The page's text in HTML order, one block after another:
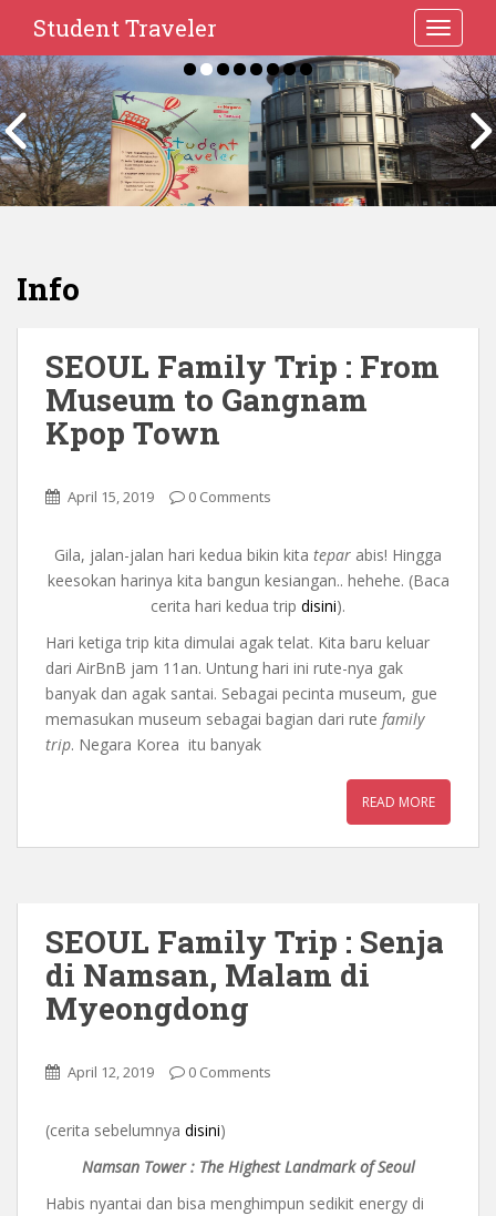
Student Traveler
Info
SEOUL Family Trip : From
Museum to Gangnam
Kpop Town
April 15, 2019 0 Comments
Gila, jalan-jalan hari kedua bikin kita tepar abis! Hingga
keesokan harinya kita bangun kesiangan.. hehehe. (Baca
cerita hari kedua trip disini).
Hari ketiga trip kita dimulai agak telat. Kita baru keluar
dari AirBnB jam 11an. Untung hari ini rute-nya gak
banyak dan agak santai. Sebagai pecinta museum, gue
memasukan museum sebagai bagian dari rute family
trip. Negara Korea itu banyak
READ MORE
SEOUL Family Trip : Senja
di Namsan, Malam di
Myeongdong
April 12, 2019 0 Comments
(cerita sebelumnya disini)
Namsan Tower : The Highest Landmark of Seoul
Habis nyantai dan bisa menghimpun sedikit energy di